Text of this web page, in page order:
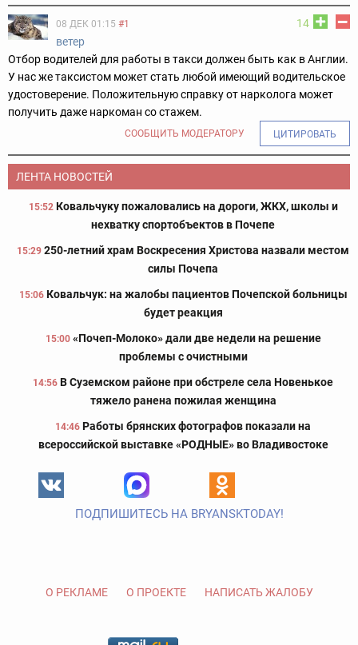
14
08 ДЕК 01:15 #1
ветер
Отбор водителей для работы в такси должен быть как в Англии.
У нас же таксистом может стать любой имеющий водительское
удостоверение. Положительную справку от нарколога может
получить даже наркоман со стажем.
СООБЩИТЬ МОДЕРАТОРУ ЦИТИРОВАТЬ
ЛЕНТА НОВОСТЕЙ
15:52 Ковальчуку пожаловались на дороги, ЖКХ, школы и
нехватку спортобъектов в Почепе
15:29 250-летний храм Воскресения Христова назвали местом
силы Почепа
15:06 Ковальчук: на жалобы пациентов Почепской больницы
будет реакция
15:00 «Почеп-Молоко» дали две недели на решение
проблемы с очистными
14:56 В Суземском районе при обстреле села Новенькое
тяжело ранена пожилая женщина
14:46 Работы брянских фотографов показали на
всероссийской выставке «РОДНЫЕ» во Владивостоке
ПОДПИШИТЕСЬ НА BRYANSKTODAY!
О РЕКЛАМЕ О ПРОЕКТЕ НАПИСАТЬ ЖАЛОБУ